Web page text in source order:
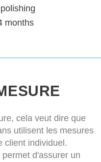
months
cela veut dire que
utilisent les mesures
client individuel.
d'assurer un